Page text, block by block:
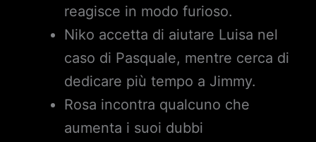
reagisce in modo furioso.
Niko accetta di aiutare Luisa nel
caso di Pasquale, mentre cerca di
dedicare più tempo a Jimmy.
Rosa incontra qualcuno che
aumenta i suoi dubbi